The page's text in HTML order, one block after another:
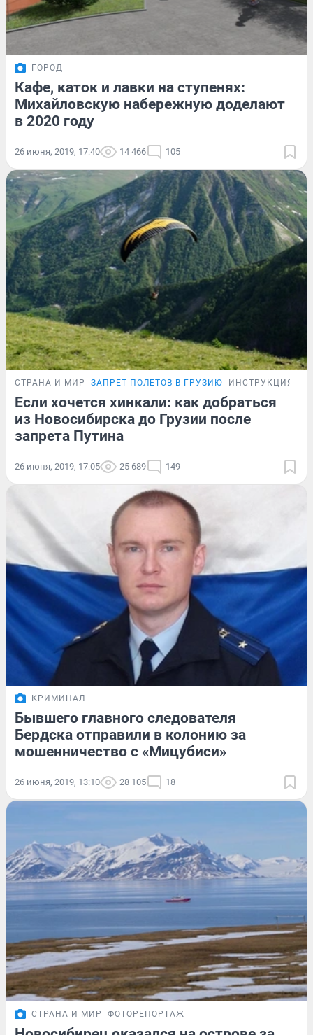
ГОРОД
Кафе, каток и лавки на ступенях:
Михайловскую набережную доделают
в 2020 году
26 июня, 2019, 17:40 14 466 105
СТРАНА И МИР ЗАПРЕТ ПОЛЕТОВ В ГРУЗИЮ ИНСТРУКЦИЯ
Если хочется хинкали: как добраться
из Новосибирска до Грузии после
запрета Путина
26 июня, 2019, 17:05 25 689 149
КРИМИНАЛ
Бывшего главного следователя
Бердска отправили в колонию за
мошенничество с «Мицубиси»
26 июня, 2019, 13:10 28 105 18
СТРАНА И МИР ФОТОРЕПОРТАЖ